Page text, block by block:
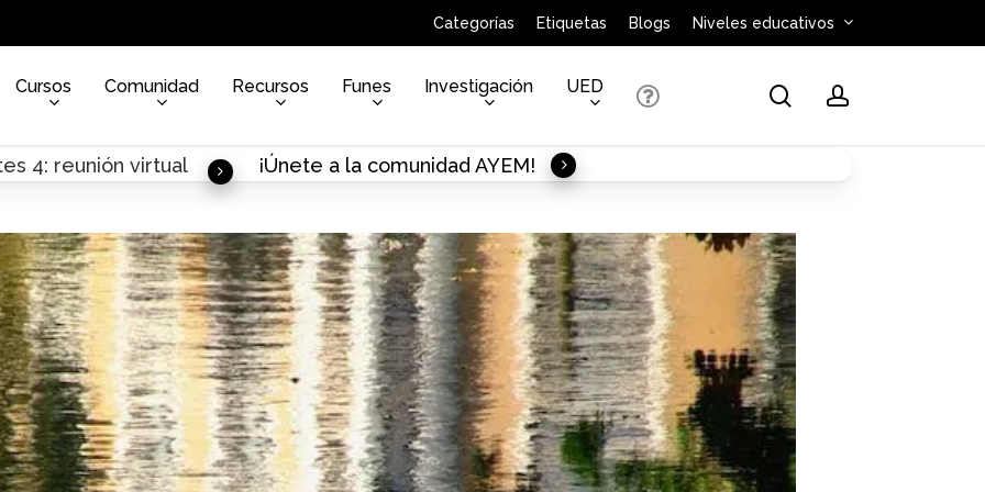
Categorías Etiquetas Blogs Niveles educativos
Cursos Comunidad Recursos Funes Investigación UED searchaccount
4: reunión virtual ¡Únete a la comunidad AYEM!